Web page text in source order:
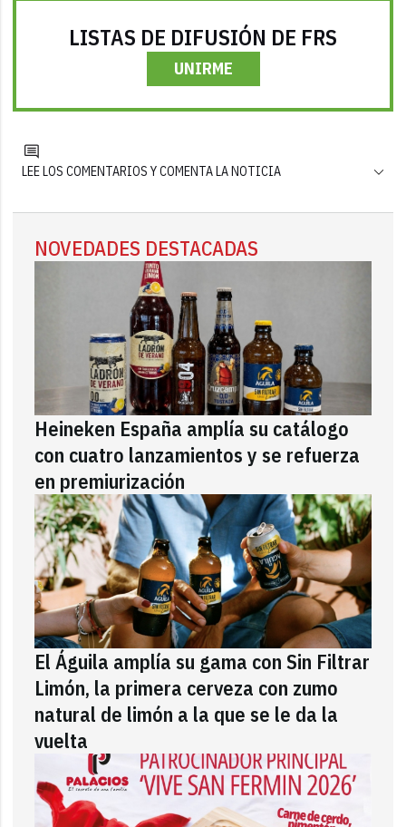
LISTAS DE DIFUSIÓN DE FRS
UNIRME
LEE LOS COMENTARIOS Y COMENTA LA NOTICIA
NOVEDADES DESTACADAS
Heineken España amplía su catálogo
con cuatro lanzamientos y se refuerza
en premiurización
El Águila amplía su gama con Sin Filtrar
Limón, la primera cerveza con zumo
natural de limón a la que se le da la
vuelta